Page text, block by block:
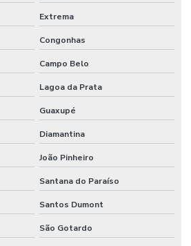
Extrema
Congonhas
Campo Belo
Lagoa da Prata
Guaxupé
Diamantina
João Pinheiro
Santana do Paraíso
Santos Dumont
São Gotardo